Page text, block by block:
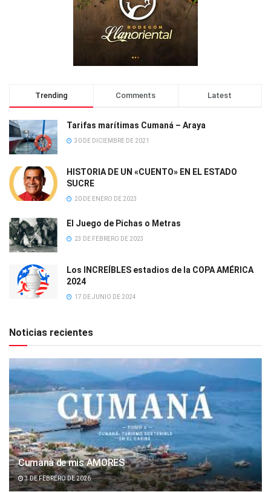
Trending Comments Latest
Tarifas marítimas Cumaná – Araya
30 DE DICIEMBRE DE 2021
HISTORIA DE UN «CUENTO» EN EL ESTADO
SUCRE
20 DE ENERO DE 2023
El Juego de Pichas o Metras
23 DE FEBRERO DE 2023
Los INCREÍBLES estadios de la COPA AMÉRICA
2024
17 DE JUNIO DE 2024
Noticias recientes
Cumanà de mis AMORES
3 DE FEBRERO DE 2026